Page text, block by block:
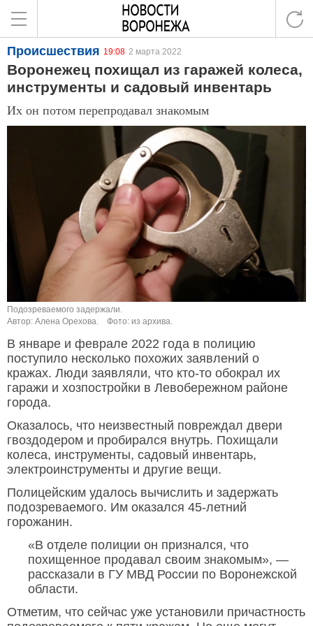
Происшествия 19:08 2 марта 2022
Воронежец похищал из гаражей колеса,
инструменты и садовый инвентарь
Их он потом перепродавал знакомым
Подозреваемого задержали.
Автор: Алена Орехова.
Фото: из архива.
В январе и феврале 2022 года в полицию
поступило несколько похожих заявлений о
кражах. Люди заявляли, что кто-то обокрал их
гаражи и хозпостройки в Левобережном районе
города.
Оказалось, что неизвестный повреждал двери
гвоздодером и пробирался внутрь. Похищали
колеса, инструменты, садовый инвентарь,
электроинструменты и другие вещи.
Полицейским удалось вычислить и задержать
подозреваемого. Им оказался 45-летний
горожанин.
«В отделе полиции он признался, что
похищенное продавал своим знакомым», —
рассказали в ГУ МВД России по Воронежской
области.
Отметим, что сейчас уже установили причастность